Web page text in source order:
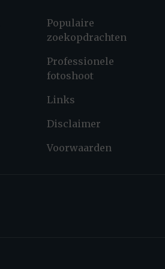
Populaire
zoekopdrachten
Professionele
fotoshoot
Links
Disclaimer
Voorwaarden